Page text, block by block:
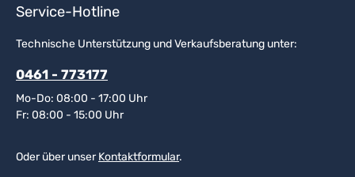
Service-Hotline
Technische Unterstützung und Verkaufsberatung unter:
0461 - 773177
Mo-Do: 08:00 - 17:00 Uhr
Fr: 08:00 - 15:00 Uhr
Oder über unserKontaktformular.